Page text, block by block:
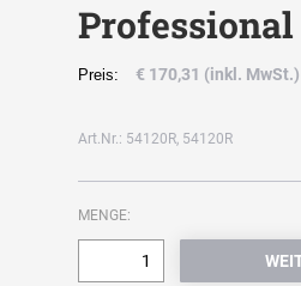
Professional
Preis: € 170,31 (inkl. MwSt.)
Art.Nr.: 54120R, 54120R
MENGE: